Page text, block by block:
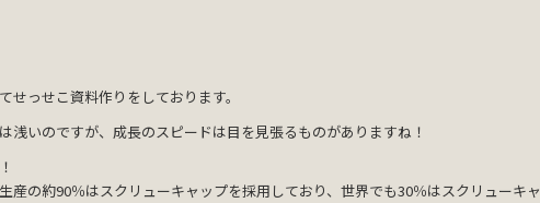
っせこ資料作りをしております。
浅いのですが、成長のスピードは目を見張るものがありますね！
産の約90％はスクリューキャップを採用しており、世界でも30％はスクリューキャ